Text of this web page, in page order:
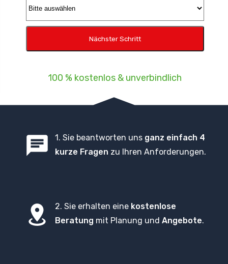
100 % kostenlos & unverbindlich
1. Sie beantworten uns ganz einfach 4
kurze Fragen zu Ihren Anforderungen.
2. Sie erhalten eine kostenlose
Beratung mit Planung und Angebote.